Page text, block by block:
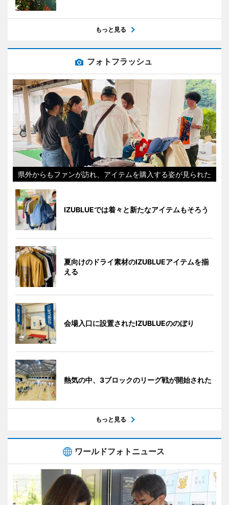
もっと見る
フォトフラッシュ
県外からもファンが訪れ、アイテムを購入する姿が見られた
IZUBLUEでは着々と新たなアイテムもそろう
夏向けのドライ素材のIZUBLUEアイテムを揃
える
会場入口に設置されたIZUBLUEののぼり
熱気の中、3ブロックのリーグ戦が開始された
もっと見る
ワールドフォトニュース